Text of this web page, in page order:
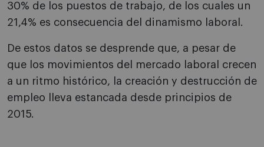
30% de los puestos de trabajo, de los cuales un
21,4% es consecuencia del dinamismo laboral.
De estos datos se desprende que, a pesar de
que los movimientos del mercado laboral crecen
a un ritmo histórico, la creación y destrucción de
empleo lleva estancada desde principios de
2015.